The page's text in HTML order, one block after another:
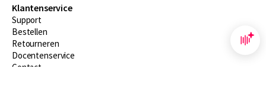
Klantenservice
Support
Bestellen
​Retourneren
Docentenservice
Contact